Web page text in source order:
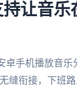
让音乐
卓手机播放音乐
缝衔接，下班路